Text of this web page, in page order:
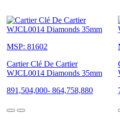
MSP: 81602
Cartier Clé De Cartier
WJCL0014 Diamonds 35mm
891,504,000- 864,758,880